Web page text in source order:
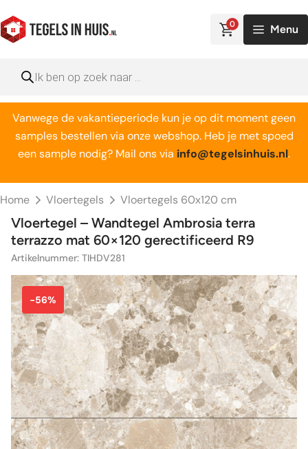
naar
de
0 Menu
zoeken
Vanwege de vakantieperiode kun je op dit moment geen
samples bestellen via onze webshop. Heb je met spoed
een sample nodig? Mail ons via info@tegelsinhuis.nl.
Home Vloertegels Vloertegels 60x120 cm
Vloertegel – Wandtegel Ambrosia terra
terrazzo mat 60×120 gerectificeerd R9
Artikelnummer: TIHDV281
-56%